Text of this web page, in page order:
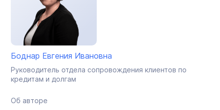
Боднар Евгения Ивановна
Руководитель отдела сопровождения клиентов по
кредитам и долгам
Об авторе